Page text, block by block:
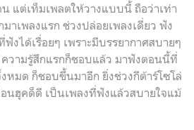
แต่เท็มเพลตให้วางแบบนี้ ถือว่าเท่า
าเพลงแรก ช่วงปล่อยเพลงเดี่ยว ฟัง
งได้เรื่อยๆ เพราะมีบรรยากาศสบายๆ
ความรู้สึกแรกก็ชอบแล้ว มาฟังตอนนี้ที่
หมด ก็ชอบขึ้นมาอีก ยิ่งช่วงกีต้าร์โซโล่
ฮุคด็ดี เป็นเพลงที่ฟังแล้วสบายใจแม้